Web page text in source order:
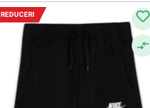
REDUCERI